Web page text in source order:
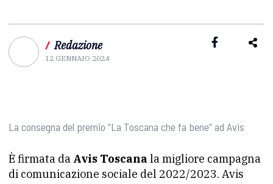
/ Redazione
12 GENNAIO 2024
La consegna del premio “La Toscana che fa bene” ad Avis
È firmata da Avis Toscana la migliore campagna
di comunicazione sociale del 2022/2023. Avis